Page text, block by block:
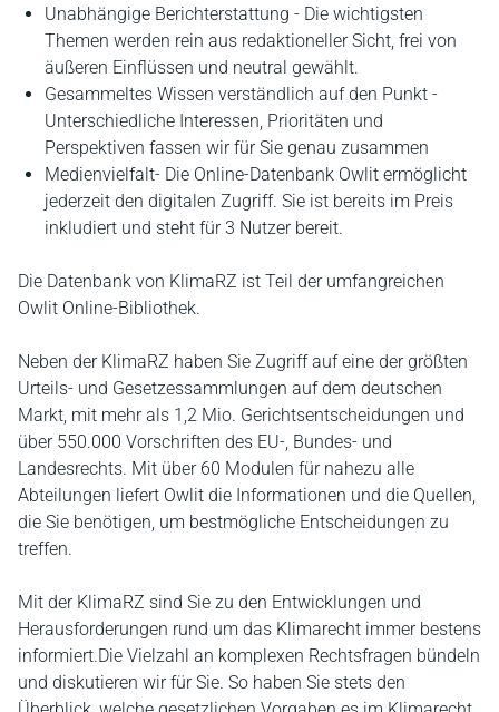
Unabhängige Berichterstattung - Die wichtigsten
Themen werden rein aus redaktioneller Sicht, frei von
äußeren Einflüssen und neutral gewählt.
Gesammeltes Wissen verständlich auf den Punkt -
Unterschiedliche Interessen, Prioritäten und
Perspektiven fassen wir für Sie genau zusammen
Medienvielfalt- Die Online-Datenbank Owlit ermöglicht
jederzeit den digitalen Zugriff. Sie ist bereits im Preis
inkludiert und steht für 3 Nutzer bereit.
Die Datenbank von KlimaRZ ist Teil der umfangreichen
Owlit Online-Bibliothek.
Neben der KlimaRZ haben Sie Zugriff auf eine der größten
Urteils- und Gesetzessammlungen auf dem deutschen
Markt, mit mehr als 1,2 Mio. Gerichtsentscheidungen und
über 550.000 Vorschriften des EU-, Bundes- und
Landesrechts. Mit über 60 Modulen für nahezu alle
Abteilungen liefert Owlit die Informationen und die Quellen,
die Sie benötigen, um bestmögliche Entscheidungen zu
treffen.
Mit der KlimaRZ sind Sie zu den Entwicklungen und
Herausforderungen rund um das Klimarecht immer bestens
informiert.Die Vielzahl an komplexen Rechtsfragen bündeln
und diskutieren wir für Sie. So haben Sie stets den